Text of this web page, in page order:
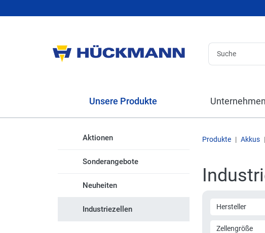
Unsere Produkte Unternehmen
Aktionen
Sonderangebote
Neuheiten
Industriezellen
Produkte Akkus
Hersteller
Zellengröße